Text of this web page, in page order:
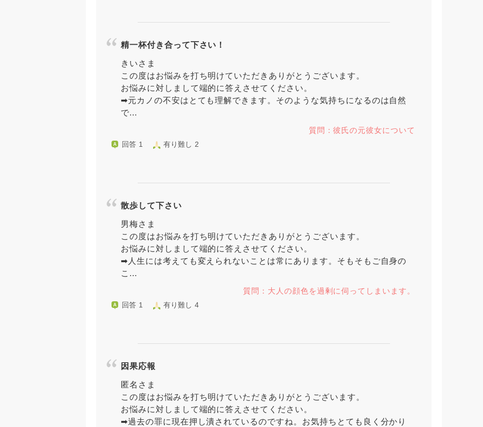
精一杯付き合って下さい！
きいさま
この度はお悩みを打ち明けていただきありがとうございます。
お悩みに対しまして端的に答えさせてください。
➡︎元カノの不安はとても理解できます。そのような気持ちになるのは自然
で...
質問：彼氏の元彼女について
回答 1 有り難し 2
散歩して下さい
男梅さま
この度はお悩みを打ち明けていただきありがとうございます。
お悩みに対しまして端的に答えさせてください。
➡︎人生には考えても変えられないことは常にあります。そもそもご自身の
こ...
質問：大人の顔色を過剰に伺ってしまいます。
回答 1 有り難し 4
因果応報
匿名さま
この度はお悩みを打ち明けていただきありがとうございます。
お悩みに対しまして端的に答えさせてください。
➡︎過去の罪に現在押し潰されているのですね。お気持ちとても良く分かり